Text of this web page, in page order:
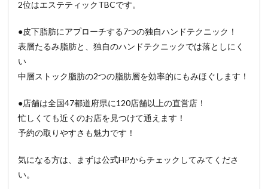
2位はエステティックTBCです。
●皮下脂肪にアプローチする7つの独自ハンドテクニック！
表層たるみ脂肪と、独自のハンドテクニックでは落としにく
い
中層ストック脂肪の2つの脂肪層を効率的にもみほぐします！
●店舗は全国47都道府県に120店舗以上の直営店！
忙しくても近くのお店を見つけて通えます！
予約の取りやすさも魅力です！
気になる方は、まずは公式HPからチェックしてみてくださ
い。